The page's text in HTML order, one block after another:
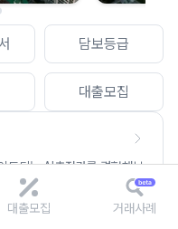
담보등급
대출모집
트되는 AI추정가를 경험해보
대출모집 거래사례